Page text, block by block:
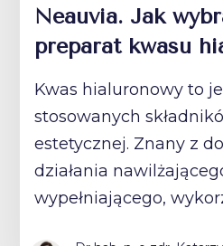
Neauvia. Jak
preparat kwasu
Kwas hialuronowy to
stosowanych
estetycznej. Znany z
działania
wypełniającego,